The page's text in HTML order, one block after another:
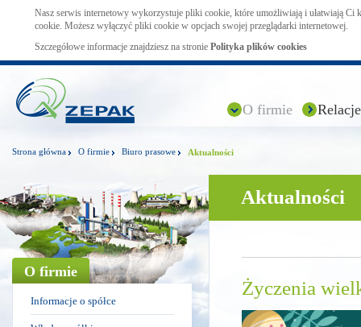
Nasz serwis internetowy wykorzystuje pliki cookie, które umożliwiają i ułatwiają Ci
cookie. Możesz wyłączyć pliki cookie w opcjach swojej przeglądarki internetowej.
Szczegółowe informacje znajdziesz na stronie Polityka plików cookies
O firmie
Strona główna O firmie Biuro prasowe Aktualności
O firmie
Informacje o spółce
Aktualności
Życzenia